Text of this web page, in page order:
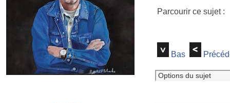
Parcourir ce sujet
Bas